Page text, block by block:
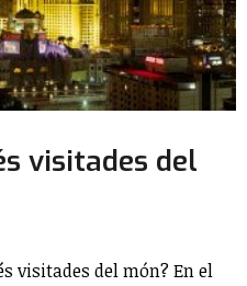
visitades del
visitades del món? En el